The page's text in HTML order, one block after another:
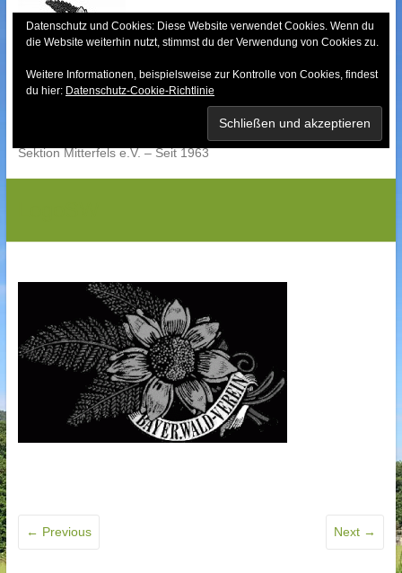
content
Bayerischer Wald-
Sektion Mitterfels e.V. – Seit 1963
← Previous Next →
Datenschutz und Cookies: Diese Website verwendet Cookies. Wenn du
die Website weiterhin nutzt, stimmst du der Verwendung von Cookies zu.
Weitere Informationen, beispielsweise zur Kontrolle von Cookies, findest
du hier: Datenschutz-Cookie-Richtlinie